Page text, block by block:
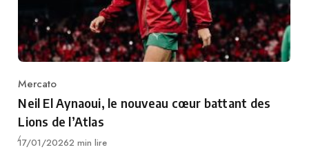
Category
Mercato
Neil El Aynaoui, le nouveau cœur battant des
Lions de l’Atlas
Publié
17/01/20262 min lire